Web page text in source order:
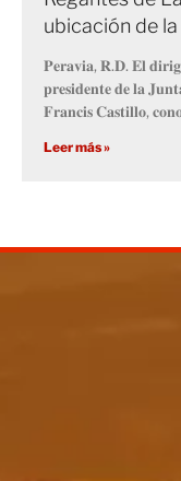
ubicación de
𝐏𝐞𝐫𝐚𝐯𝐢𝐚, 𝐑.𝐃. 𝐄𝐥
𝐩𝐫𝐞𝐬𝐢𝐝𝐞𝐧𝐭𝐞 𝐝𝐞 𝐥𝐚
𝐅𝐫𝐚𝐧𝐜𝐢𝐬 𝐂𝐚𝐬𝐭𝐢𝐥𝐥𝐨,
Leer más »